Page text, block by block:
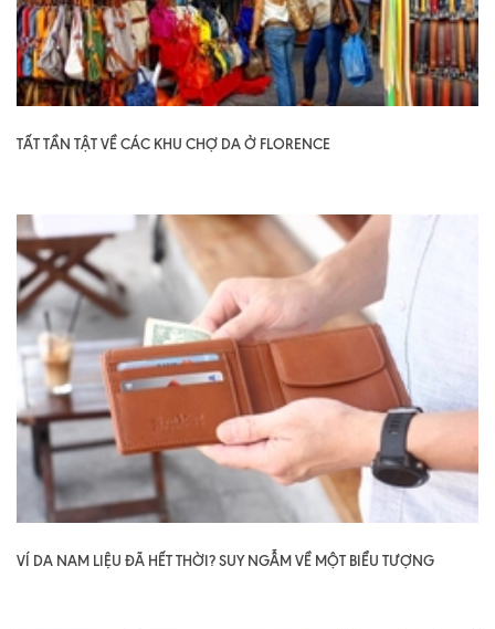
TẤT TẦN TẬT VỀ CÁC KHU CHỢ DA Ở FLORENCE
VÍ DA NAM LIỆU ĐÃ HẾT THỜI? SUY NGẪM VỀ MỘT BIỂU TƯỢNG